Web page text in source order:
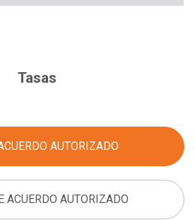
Tasas
AUTORIZADO
ACUERDO AUTORIZADO